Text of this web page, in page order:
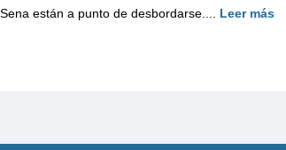
están a punto de desbordarse.... Leer más